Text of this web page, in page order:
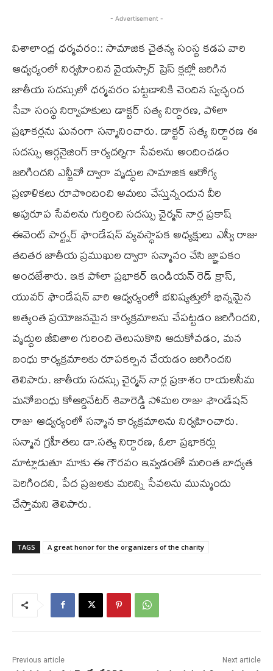
- Advertisement -
విశాలాంధ్ర ధర్మవరం:: సామాజిక చైతన్య సంస్థ కడప వారి
ఆధ్వర్యంలో నిర్వహించిన వైయస్సార్ ప్రెస్ క్లబ్లో జరిగిన
జాతీయ సదస్సులో ధర్మవరం పట్టణానికి చెందిన స్వచ్ఛంద
సేవా సంస్థ నిర్వాహకులు డాక్టర్ సత్య నిర్ధారణ, పోలా
ప్రభాకర్లను ఘనంగా సన్మానించారు. డాక్టర్ సత్య నిర్ధారణ ఈ
సదస్సు ఆర్గనైజింగ్ కార్యదర్శిగా సేవలను అందించడం
జరిగిందని ఎన్జీవో ద్వారా వృద్ధుల సామాజిక ఆరోగ్య
ప్రణాళికలు రూపొందించి అమలు చేస్తున్నందున వీరి
అపురూప సేవలను గుర్తించి సదస్సు చైర్మన్ నార్ల ప్రకాష్
ఈవెంట్ పార్ట్నర్ ఫౌండేషన్ వ్యవస్థాపక అధ్యక్షులు ఎస్వీ రాజు
తదితర జాతీయ ప్రముఖుల ద్వారా సన్మానం చేసి జ్ఞాపకం
అందజేశారు. ఇక పోలా ప్రభాకర్ ఇండియన్ రెడ్ క్రాస్,
యువర్ ఫౌండేషన్ వారి ఆధ్వర్యంలో భవిష్యత్తులో భిన్నమైన
అత్యంత ప్రయోజనమైన కార్యక్రమాలను చేపట్టడం జరిగిందని,
వృద్ధుల జీవితాల గురించి తెలుసుకొని ఆదుకోవడం, మన
బంధు కార్యక్రమాలకు రూపకల్పన చేయడం జరిగిందని
తెలిపారు. జాతీయ సదస్సు చైర్మన్ నార్ల ప్రకాశం రాయలసీమ
మనోబంధు కోఆర్డినేటర్ శివారెడ్డి సోమల రాజు ఫౌండేషన్
రాజు ఆధ్వర్యంలో సన్మాన కార్యక్రమాలను నిర్వహించారు.
సన్మాన గ్రహీతలు డా.సత్య నిర్ధారణ, ఓలా ప్రభాకర్లు
మాట్లాడుతూ మాకు ఈ గౌరవం ఇవ్వడంతో మరింత బాధ్యత
పెరిగిందని, పేద ప్రజలకు మరిన్ని సేవలను మున్ముందు
చేస్తామని తెలిపారు.
TAGS A great honor for the organizers of the charity
Previous article Next article